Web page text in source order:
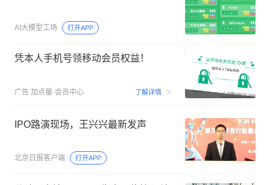
AI大模型工场 打开APP
凭本人手机号领移动会员权益！
广告 加点量-会员中心 了解详情 00:15
IPO路演现场，王兴兴最新发声
北京日报客户端 打开APP